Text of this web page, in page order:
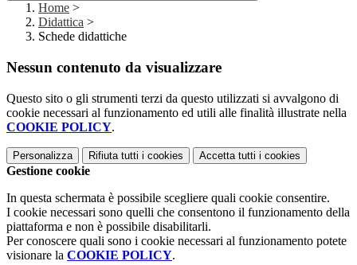
Home >
Didattica >
Schede didattiche
Nessun contenuto da visualizzare
Questo sito o gli strumenti terzi da questo utilizzati si avvalgono di
cookie necessari al funzionamento ed utili alle finalità illustrate nella
COOKIE POLICY.
Personalizza Rifiuta tutti i cookies Accetta tutti i cookies
Gestione cookie
In questa schermata è possibile scegliere quali cookie consentire.
I cookie necessari sono quelli che consentono il funzionamento della
piattaforma e non è possibile disabilitarli.
Per conoscere quali sono i cookie necessari al funzionamento potete
visionare la COOKIE POLICY.